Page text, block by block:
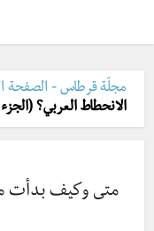
مجلّة قرطاس - الصفحة
الانحطاط العربي؟
متى وكيف بدأت